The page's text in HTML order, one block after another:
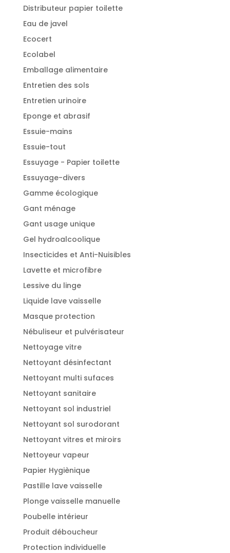
Distributeur papier toilette
Eau de javel
Ecocert
Ecolabel
Emballage alimentaire
Entretien des sols
Entretien urinoire
Eponge et abrasif
Essuie-mains
Essuie-tout
Essuyage - Papier toilette
Essuyage-divers
Gamme écologique
Gant ménage
Gant usage unique
Gel hydroalcoolique
Insecticides et Anti-Nuisibles
Lavette et microfibre
Lessive du linge
Liquide lave vaisselle
Masque protection
Nébuliseur et pulvérisateur
Nettoyage vitre
Nettoyant désinfectant
Nettoyant multi sufaces
Nettoyant sanitaire
Nettoyant sol industriel
Nettoyant sol surodorant
Nettoyant vitres et miroirs
Nettoyeur vapeur
Papier Hygiènique
Pastille lave vaisselle
Plonge vaisselle manuelle
Poubelle intérieur
Produit déboucheur
Protection individuelle